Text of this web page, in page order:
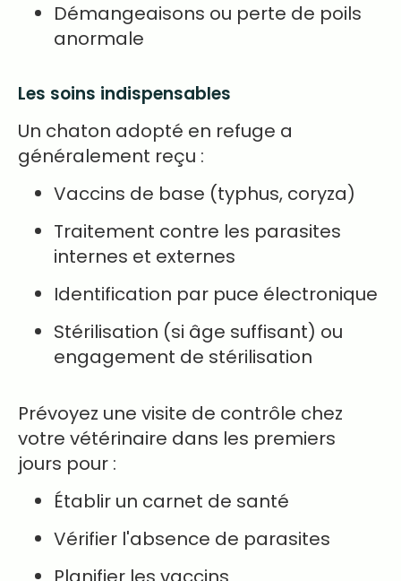
Démangeaisons ou perte de poils
anormale
Les soins indispensables
Un chaton adopté en refuge a
généralement reçu :
Vaccins de base (typhus, coryza)
Traitement contre les parasites
internes et externes
Identification par puce électronique
Stérilisation (si âge suffisant) ou
engagement de stérilisation
Prévoyez une visite de contrôle chez
votre vétérinaire dans les premiers
jours pour :
Établir un carnet de santé
Vérifier l'absence de parasites